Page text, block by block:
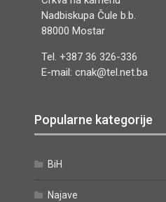
Nadbiskupa Čule b.b.
88000 Mostar
Tel. +387 36 326-336
E-mail: cnak@tel.net.ba
Popularne kategorije
BiH
Najave